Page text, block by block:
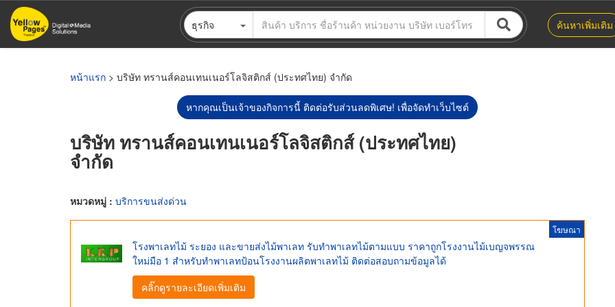
ข้าม
ไป
ธุรกิจ ค้นหาเพิ่มเติม
หน้าแรก > บริษัท ทรานส์คอนเทนเนอร์โลจิสติกส์ (ประทศไทย) จำกัด
หากคุณเป็นเจ้าของกิจการนี้ ติดต่อรับส่วนลดพิเศษ! เพื่อจัดทำเว็บไซต์
บริษัท ทรานส์คอนเทนเนอร์โลจิสติกส์ (ประทศไทย)
จำกัด
หมวดหมู่ : บริการขนส่งด่วน
โฆษณา
โรงพาเลทไม้ ระยอง และขายส่งไม้พาเลท รับทำพาเลทไม้ตามแบบ ราคาถูกโรงงานไม้เบญจพรรณ
ใหม่มือ 1 สำหรับทำพาเลทป้อนโรงงานผลิตพาเลทไม้ ติดต่อสอบถามข้อมูลได้
คลิ๊กดูรายละเอียดเพิ่มเติม